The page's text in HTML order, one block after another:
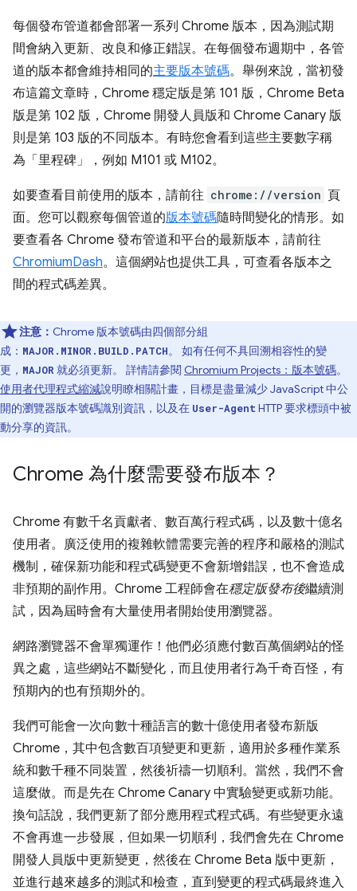
每個發布管道都會部署一系列 Chrome 版本，因為測試期
間會納入更新、改良和修正錯誤。在每個發布週期中，各管
道的版本都會維持相同的主要版本號碼。舉例來說，當初發
布這篇文章時，Chrome 穩定版是第 101 版，Chrome Beta
版是第 102 版，Chrome 開發人員版和 Chrome Canary 版
則是第 103 版的不同版本。有時您會看到這些主要數字稱
為「里程碑」
，例如 M101 或 M102。
如要查看目前使用的版本，請前往 chrome://version 頁
面。您可以觀察每個管道的版本號碼隨時間變化的情形。如
要查看各 Chrome 發布管道和平台的最新版本，請前往
ChromiumDash。這個網站也提供工具，可查看各版本之
間的程式碼差異。
注意： Chrome 版本號碼由四個部分組
成： MAJOR.MINOR.BUILD.PATCH。 如有任何不具回溯相容性的變
更， MAJOR 就必須更新。 詳情請參閱 Chromium Projects：版本號碼。
使用者代理程式縮減說明瞭相關計畫，目標是盡量減少 JavaScript 中公
開的瀏覽器版本號碼識別資訊，以及在 User-Agent HTTP 要求標頭中被
動分享的資訊。
Chrome 為什麼需要發布版本？
Chrome 有數千名貢獻者、數百萬行程式碼，以及數十億名
使用者。廣泛使用的複雜軟體需要完善的程序和嚴格的測試
機制，確保新功能和程式碼變更不會新增錯誤，也不會造成
非預期的副作用。Chrome 工程師會在穩定版發布後繼續測
試，因為屆時會有大量使用者開始使用瀏覽器。
網路瀏覽器不會單獨運作！他們必須應付數百萬個網站的怪
異之處，這些網站不斷變化，而且使用者行為千奇百怪，有
預期內的也有預期外的。
我們可能會一次向數十種語言的數十億使用者發布新版
Chrome，其中包含數百項變更和更新，適用於多種作業系
統和數千種不同裝置，然後祈禱一切順利。當然，我們不會
這麼做。而是先在 Chrome Canary 中實驗變更或新功能。
換句話說，我們更新了部分應用程式程式碼。有些變更永遠
不會再進一步發展，但如果一切順利，我們會先在 Chrome
開發人員版中更新變更，然後在 Chrome Beta 版中更新，
並進行越來越多的測試和檢查，直到變更的程式碼最終進入